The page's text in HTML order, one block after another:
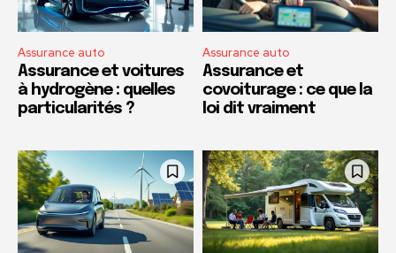
Assurance auto
Assurance et voitures
à hydrogène : quelles
particularités ?
Assurance auto
Assurance et
covoiturage : ce que la
loi dit vraiment